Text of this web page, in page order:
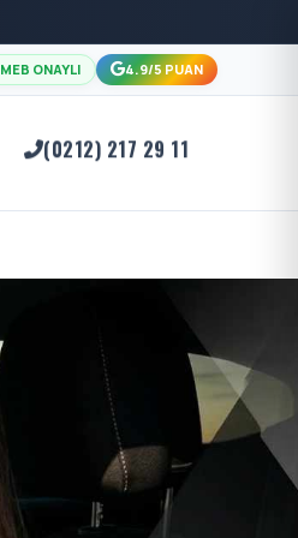
MEB ONAYLI 4.9/5 PUAN
(0212) 217 29 11